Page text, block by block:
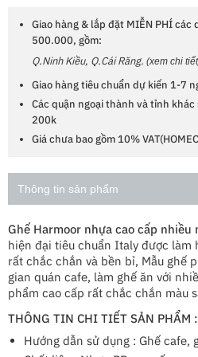
Giao hàng & lắp đặt MIỄN PHÍ các
500.000, gồm:
Q.Ninh Kiều, Q.Cái Răng. (xem chi
Giao hàng tiêu chuẩn dự kiến 1-7
Các quận ngoại thành và tỉnh
200k
Giá chưa bao gồm 10%
Thông tin sản phẩm
Ghế Harmoor nhựa cao cấp nhiều
hiện đại tiêu chuẩn Italy được làm
rất chắc chắn và bền bỉ, Mẫu ghế
gian quán cafe, làm ghế ăn với
phẩm cao cấp rất chắc chắn màu
THÔNG TIN CHI TIẾT SẢN PHẨM :
Hướng dẫn sử dụng : Ghế cafe,